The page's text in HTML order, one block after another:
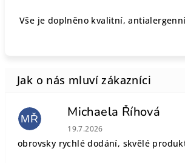
Vše je doplněno kvalitní,
MŘ Michaela Říhová
Hodnocení obchodu je 5 z
19.7.2026
obrovsky rychlé dodání, skvělé